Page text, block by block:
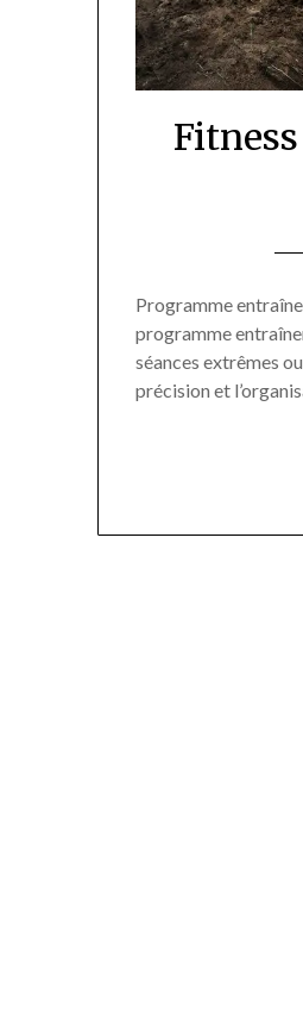
Programme
programme
séances extrêmes
précision et